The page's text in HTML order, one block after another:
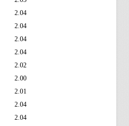
2.04
2.04
2.04
2.04
2.02
2.00
2.01
2.04
2.04